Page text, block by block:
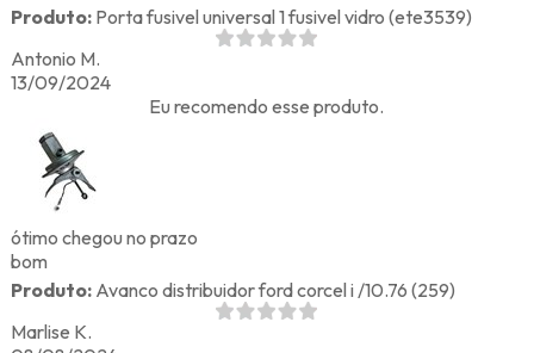
Produto:Porta fusivel universal 1 fusivel vidro (ete3539)
Antonio M.
13/09/2024
Eu recomendo esse produto.
ótimo chegou no prazo
bom
Produto:Avanco distribuidor ford corcel i /10.76 (259)
Marlise K.